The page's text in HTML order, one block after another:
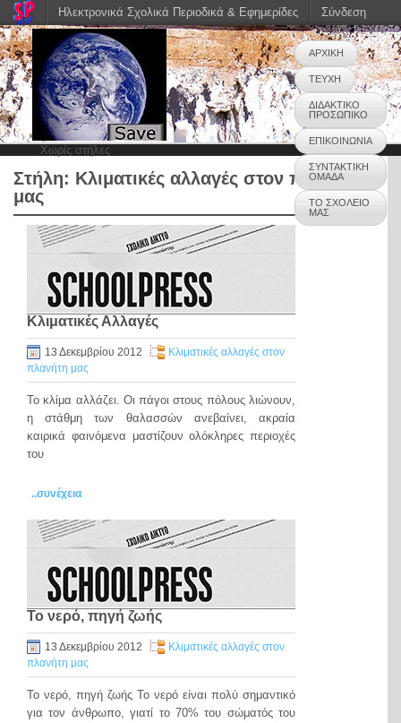
ΑΡΧΙΚΗ
ΤΕΥΧΗ
ΔΙΔΑΚΤΙΚΟ
ΠΡΟΣΩΠΙΚΟ
ΕΠΙΚΟΙΝΩΝΙΑ
ΣΥΝΤΑΚΤΙΚΗ
ΟΜΑΔΑ
ΤΟ ΣΧΟΛΕΙΟ
ΜΑΣ
Χωρίς στήλες
Στήλη: Κλιματικές αλλαγές στον πλανήτη
μας
Κλιματικές Αλλαγές
13 Δεκεμβρίου 2012
Κλιματικές αλλαγές στον
πλανήτη μας
Το κλίμα αλλάζει. Οι πάγοι στους πόλους λιώνουν,
η στάθμη των θαλασσών ανεβαίνει, ακραία
καιρικά φαινόμενα μαστίζουν ολόκληρες περιοχές
του
..συνέχεια
Το νερό, πηγή ζωής
13 Δεκεμβρίου 2012
Κλιματικές αλλαγές στον
πλανήτη μας
Το νερό, πηγή ζωής Το νερό είναι πολύ σημαντικό
για τον άνθρωπο, γιατί το 70% του σώματός του
Ηλεκτρονικά Σχολικά Περιοδικά & Εφημερίδες Σύνδεση